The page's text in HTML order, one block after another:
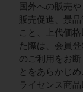
国外への販売
販売促進、景
こと、上代価
た際は、会員
のご利用をお
とをあらかじ
ライセンス商品